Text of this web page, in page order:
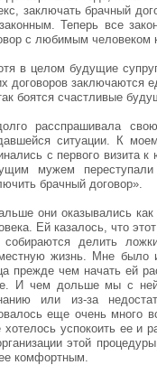
заключать брачный
Теперь все
с любимым человеком
в целом будущие
договоров заключаются
боятся счастливые
расспрашивала
ситуации. К
с первого визита
мужем
брачный договор».
они оказывались
Ей казалось, что
собираются делить
жизнь. Мне было
прежде чем начать ей
И чем дольше мы с ней
или из-за
еще очень много
хотелось успокоить ее и
этой
комфортным.